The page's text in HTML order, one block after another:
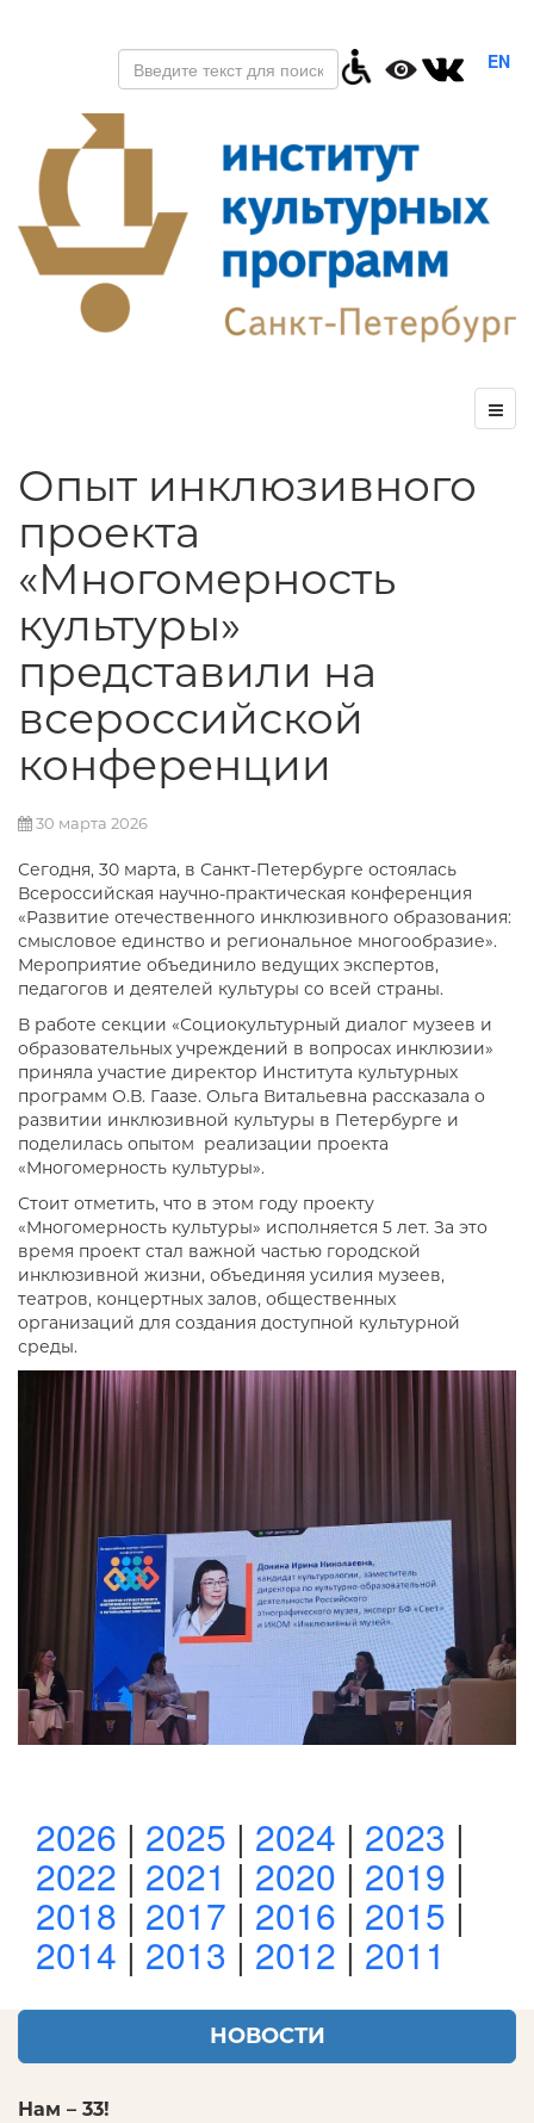
EN
Опыт инклюзивного
проекта
«Многомерность
культуры»
представили на
всероссийской
конференции
30 марта 2026
Сегодня, 30 марта, в Санкт-Петербурге остоялась
Всероссийская научно-практическая конференция
«Развитие отечественного инклюзивного образования:
смысловое единство и региональное многообразие».
Мероприятие объединило ведущих экспертов,
педагогов и деятелей культуры со всей страны.
В работе секции «Социокультурный диалог музеев и
образовательных учреждений в вопросах инклюзии»
приняла участие директор Института культурных
программ О.В. Гаазе. Ольга Витальевна рассказала о
развитии инклюзивной культуры в Петербурге и
поделилась опытом реализации проекта
«Многомерность культуры».
Стоит отметить, что в этом году проекту
«Многомерность культуры» исполняется 5 лет. За это
время проект стал важной частью городской
инклюзивной жизни, объединяя усилия музеев,
театров, концертных залов, общественных
организаций для создания доступной культурной
среды.
2026 | 2025 | 2024 | 2023 |
2022 | 2021 | 2020 | 2019 |
2018 | 2017 | 2016 | 2015 |
2014 | 2013 | 2012 | 2011
НОВОСТИ
Нам – 33!